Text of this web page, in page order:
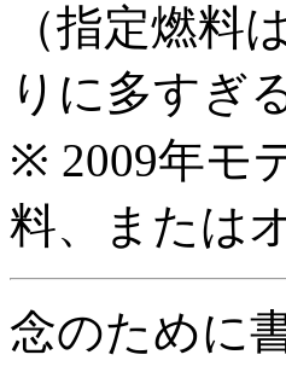
（指定燃料
りに多すぎ
※ 2009年モ
料、または
念のために